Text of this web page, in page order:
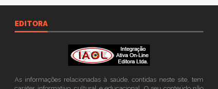
EDITORA
As informações relacionadas à saúde, contidas neste site, tem